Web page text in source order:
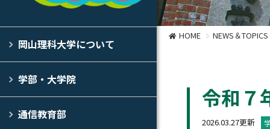
岡山理科大学について
学部・大学院
通信教育部
HOME NEWS＆TOPICS
令和７
2026.03.27更新